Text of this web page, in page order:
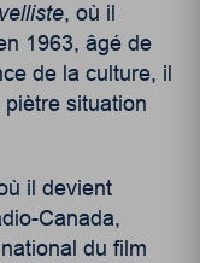
, où il
1963, âgé de
de la culture, il
piètre situation
il devient
Canada,
du film